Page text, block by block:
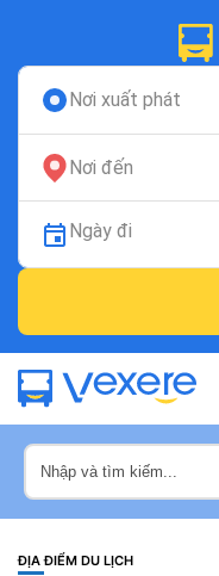
Nơi xuất phát
Nơi đến
Ngày đi
ĐỊA ĐIỂM DU LỊCH